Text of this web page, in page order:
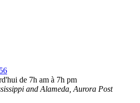
de 7h am à 7h pm
and Alameda, Aurora Post